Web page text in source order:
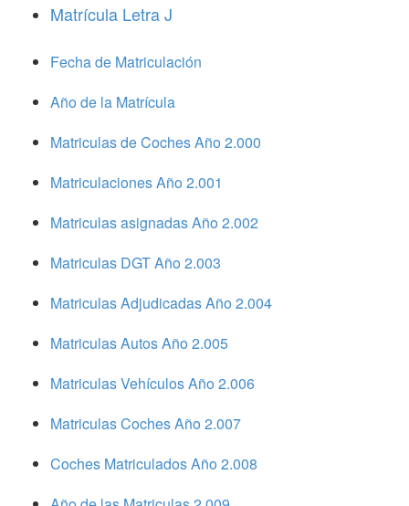
Matrícula Letra J
Fecha de Matriculación
Año de la Matrícula
Matriculas de Coches Año 2.000
Matriculaciones Año 2.001
Matriculas asignadas Año 2.002
Matriculas DGT Año 2.003
Matriculas Adjudicadas Año 2.004
Matriculas Autos Año 2.005
Matriculas Vehículos Año 2.006
Matriculas Coches Año 2.007
Coches Matriculados Año 2.008